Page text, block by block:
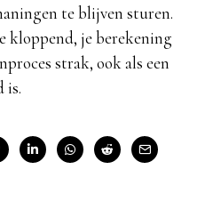
te blijven sturen.
kloppend, je berekening
strak, ook als een
is.